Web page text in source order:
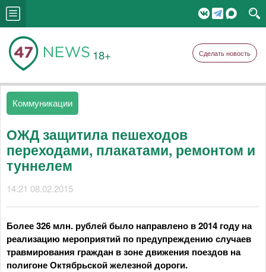
18+ Сделать новость
Коммуникации
ОЖД защитила пешеходов
переходами, плакатами, ремонтом и
туннелем
14:21 08.02.2015
Более 326 млн. рублей было направлено в 2014 году на
реализацию мероприятий по предупреждению случаев
травмирования граждан в зоне движения поездов на
полигоне Октябрьской железной дороги.